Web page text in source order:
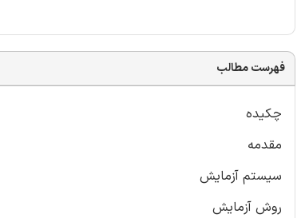
فهرست مطالب
چکیده
مقدمه
سیستم آزمایش
روش آزمایش